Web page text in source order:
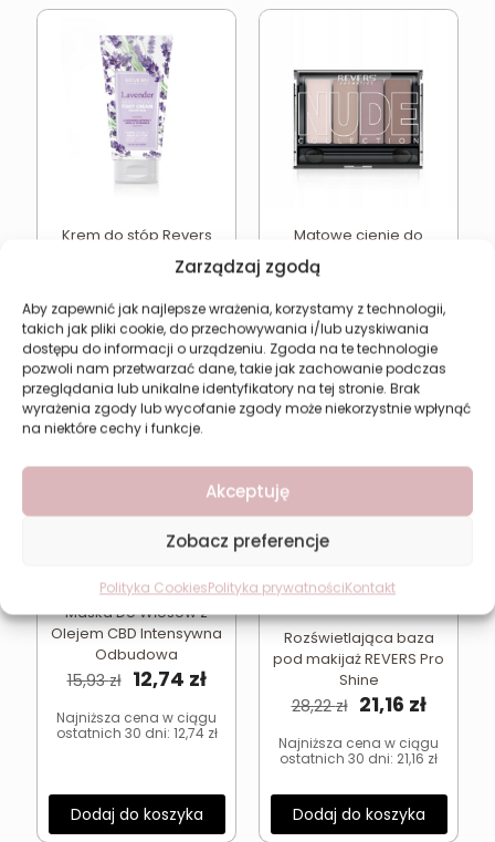
Zarządzaj zgodą
Aby zapewnić jak najlepsze wrażenia, korzystamy z technologii,
takich jak pliki cookie, do przechowywania i/lub uzyskiwania
dostępu do informacji o urządzeniu. Zgoda na te technologie
pozwoli nam przetwarzać dane, takie jak zachowanie podczas
przeglądania lub unikalne identyfikatory na tej stronie. Brak
wyrażenia zgody lub wycofanie zgody może niekorzystnie wpłynąć
na niektóre cechy i funkcje.
Akceptuję
Zobacz preferencje
Polityka CookiesPolityka prywatnościKontakt
Krem do stóp Revers
Lawenda –
Regenerujący na
pękające pięty
9,49zł
Dodaj do koszyka
Matowe cienie do
powiek nude Revers 02
Dodaj do koszyka
W PROMOCJI
REVERS Regenerująca
Maska Do Włosów z
Olejem CBD Intensywna
Odbudowa
15,93zł Pierwotna
wynosiła:
15,93 zł.
12,74 złAktualna
wynosi:
12,74 zł.
Najniższa cena w ciągu
ostatnich 30 dni: 12,74 zł
Dodaj do koszyka
Rozświetlająca baza
pod makijaż REVERS Pro
Shine
28,22zł Pierwotna
wynosiła:
28,22 zł.
21,16 zł
21,16 zł.
Najniższa cena w ciągu
ostatnich 30 dni: 21,16 zł
Dodaj do koszyka